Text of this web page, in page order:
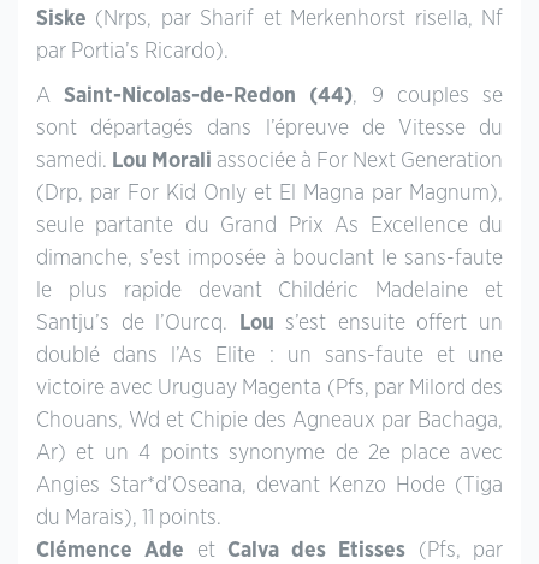
Siske (Nrps, par Sharif et Merkenhorst risella, Nf
par Portia’s Ricardo).
ASaint-Nicolas-de-Redon (44), 9 couples se
sont départagés dans l’épreuve de Vitesse du
samedi. Lou Morali associée à For Next Generation
(Drp, par For Kid Only et El Magna par Magnum),
seule partante du Grand Prix As Excellence du
dimanche, s’est imposée à bouclant le sans-faute
le plus rapide devant Childéric Madelaine et
Santju’s de l’Ourcq.
Lou s’est ensuite offert un
doublé dans l’As Elite : un sans-faute et une
victoire avec Uruguay Magenta (Pfs, par Milord des
Chouans, Wd et Chipie des Agneaux par Bachaga,
Ar) et un 4 points synonyme de 2e place avec
Angies Star*d’Oseana, devant Kenzo Hode (Tiga
du Marais), 11 points.
Clémence Ade et Calva des Etisses (Pfs, par